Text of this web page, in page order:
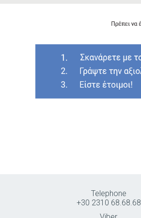
Telephone
+30 2310 68.68.68